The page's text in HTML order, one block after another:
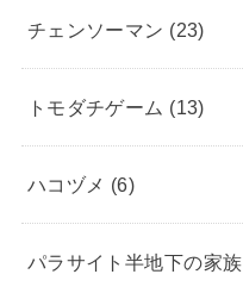
チェンソーマン (23)
トモダチゲーム (13)
ハコヅメ (6)
パラサイト半地下の家族